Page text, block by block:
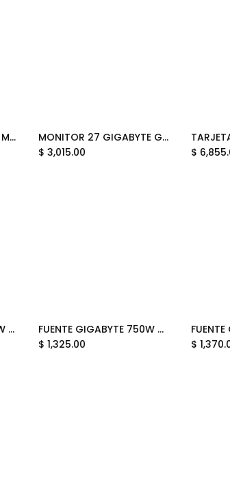
MONITOR 27 GIGABYTE M27Q2 ICE 1MS 200HZ QHD GAMER IPS PLANO ANTI-GLARE DP HDMI USB-C 12M DE GARANTIA
Add to Cart
MONITOR 27 GIGABYTE GS27QCA 1MS 180HZ QHD GAMER VA CURVO ANTI-GLARE DP HDMI 12M DE GARANTIA
$ 3,015.00
$
FUENTE GIGABYTE 1000W 80PLUS GOLD ATX MODULAR NEGRO GP-UD1000GM PG5 V2 12M DE GARANTIA
Add to Cart
FUENTE GIGABYTE 750W 80PLUS GOLD ATX MODULAR NEGRO GP-UD750GM PG5 V2 12M DE GARANTIA
$ 1,325.00
$